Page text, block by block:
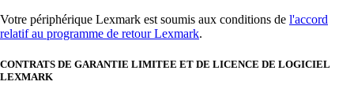
Votre périphérique Lexmark est soumis aux conditions de l'accord
relatif au programme de retour Lexmark.
CONTRATS DE GARANTIE LIMITEE ET DE LICENCE DE LOGICIEL
LEXMARK